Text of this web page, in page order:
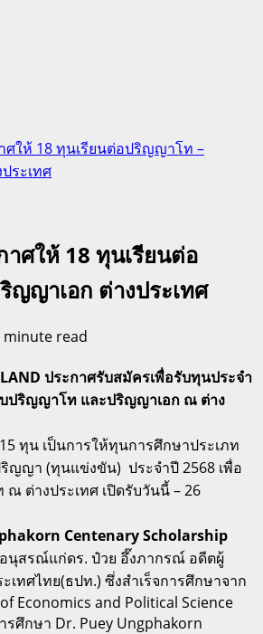
ศให้ 18 ทุนเรียนต่อปริญญาโท –
ระเทศ
ศให้ 18 ทุนเรียนต่อ
ญาเอก ต่างประเทศ
minute read
ประกาศรับสมัครเพื่อรับทุนประจำ
บปริญญาโท และปริญญาเอก ณ ต่าง
ทุน เป็นการให้ทุนการศึกษาประเภท
ญญา (ทุนแข่งขัน) ประจำปี 2568 เพื่อ
ต่างประเทศ เปิดรับวันนี้ – 26
Centenary Scholarship
นุสรณ์แก่ดร. ป๋วย อึ๊งภากรณ์ อดีตผู้
เทศไทย(ธปท.) ซึ่งสำเร็จการศึกษาจาก
Economics and Political Science
รศึกษา Dr. Puey Ungphakorn